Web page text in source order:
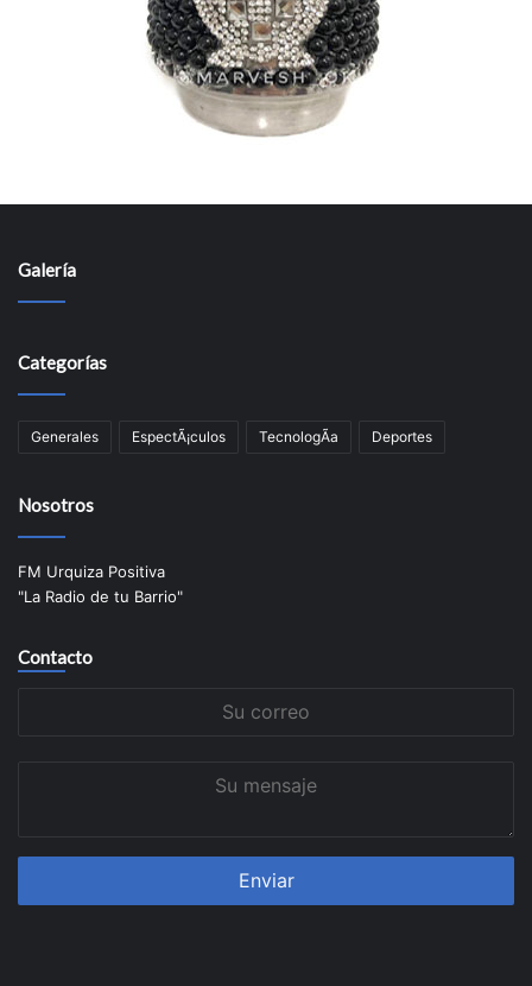
Galería
Categorías
Generales EspectÃ¡culos TecnologÃ­a Deportes
Nosotros
FM Urquiza Positiva
"La Radio de tu Barrio"
Contacto